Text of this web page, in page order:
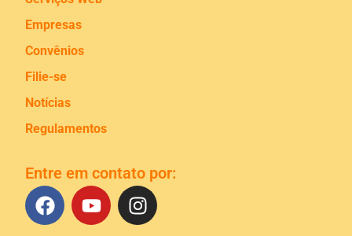
Empresas
Convênios
Filie-se
Notícias
Regulamentos
Entre em contato por: